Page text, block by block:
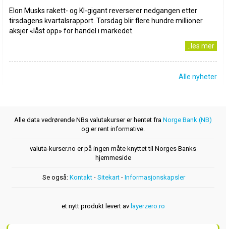
Elon Musks rakett- og KI-gigant reverserer nedgangen etter
tirsdagens kvartalsrapport. Torsdag blir flere hundre millioner
aksjer «låst opp» for handel i markedet.
..les mer
Alle nyheter
Alle data vedrørende NBs valutakurser er hentet fra Norge Bank (NB)
og er rent informative.
valuta-kurser.no er på ingen måte knyttet til Norges Banks
hjemmeside
Se også: Kontakt - Sitekart - Informasjonskapsler
et nytt produkt levert av layerzero.ro